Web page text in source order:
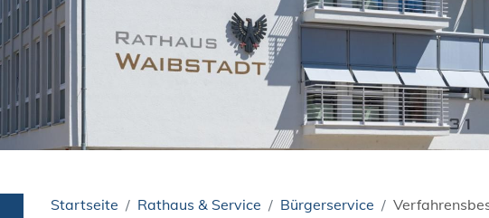
Startseite Rathaus & Service Bürgerservice